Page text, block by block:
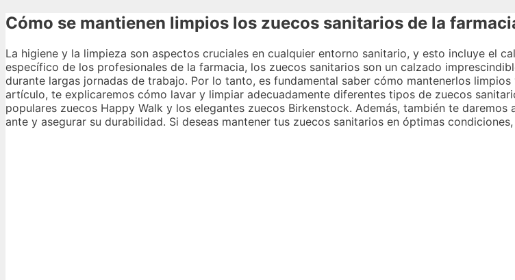
Cómo se mantienen limpios los zuecos sanitarios de la
La higiene y la limpieza son aspectos cruciales en cualquier entorno sanitario, y esto incluye el
específico de los profesionales de la farmacia, los zuecos sanitarios son un calzado
durante largas jornadas de trabajo. Por lo tanto, es fundamental saber cómo mantenerlos
artículo, te explicaremos cómo lavar y limpiar adecuadamente diferentes tipos de zuecos
populares zuecos Happy Walk y los elegantes zuecos Birkenstock. Además, también te
ante y asegurar su durabilidad. Si deseas mantener tus zuecos sanitarios en óptimas condiciones,